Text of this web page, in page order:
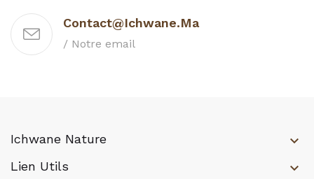
Contact@ichwane.ma
/ Notre email
Ichwane Nature keyboard_arrow_down
Lien Utils keyboard_arrow_down